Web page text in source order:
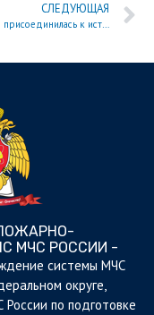
СЛЕДУЮЩАЯ
Академия присоединилась к исторической конференции под эгидой МЧС России
МЧС РОССИИ -
системы МЧС
округе,
по подготовке